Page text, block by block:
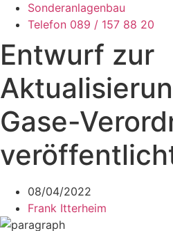
Sonderanlagenbau
Telefon 089 / 157 88 20
Entwurf zur
Gase-
08/04/2022
Frank Itterheim